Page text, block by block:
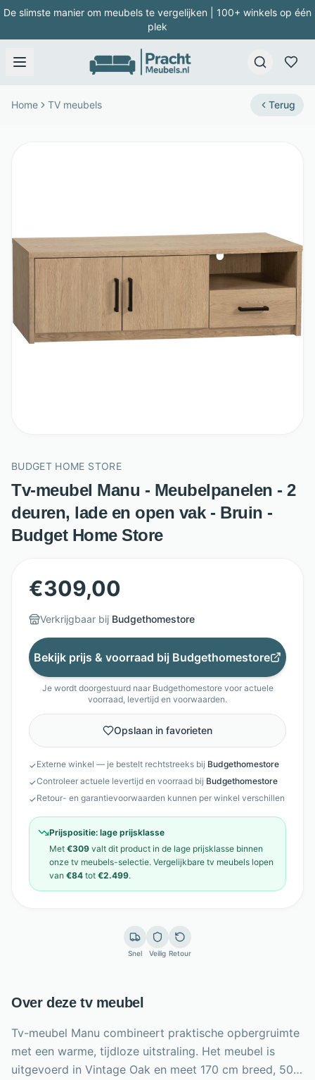
De slimste manier om meubels te vergelijken | 100+ winkels op één
plek
Home TV meubels Terug
BUDGET HOME STORE
Tv-meubel Manu - Meubelpanelen - 2
deuren, lade en open vak - Bruin -
Budget Home Store
€309,00
Verkrijgbaar bij Budgethomestore
Bekijk prijs & voorraad bij Budgethomestore
Je wordt doorgestuurd naar Budgethomestorevoor actuele
voorraad, levertijd en voorwaarden.
Opslaan in favorieten
✓Externe winkel — je bestelt rechtstreeks bij Budgethomestore
✓Controleer actuele levertijd en voorraad bij Budgethomestore
✓Retour- en garantievoorwaarden kunnen per winkel verschillen
Prijspositie: lage prijsklasse
Met €309 valt dit product in de lage prijsklasse binnen
onze tv meubels-selectie. Vergelijkbare tv meubels lopen
van €84 tot €2.499.
Snel Veilig Retour
Over deze tv meubel
Tv-meubel Manu combineert praktische opbergruimte
met een warme, tijdloze uitstraling. Het meubel is
uitgevoerd in Vintage Oak en meet 170 cm breed, 50